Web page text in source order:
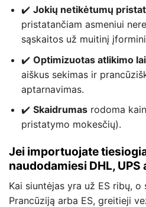
✔️ Jokių netikėtumų
pristatančiam asmeniui
sąskaitos už muitinį
✔️ Optimizuotas atlikimo
aiškus sekimas ir
aptarnavimas.
✔️ Skaidrumasrodoma
pristatymo mokesčių).
Jei importuojate
naudodamiesi DHL, UPS
Kai siuntėjas yra už ES ribų, o
Prancūziją arba ES, greitieji